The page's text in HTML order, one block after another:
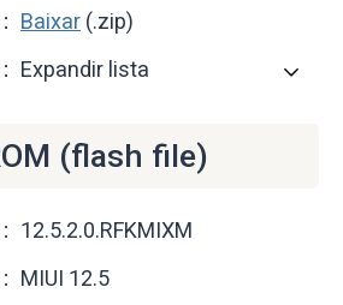
Baixar (.zip)
Expandir lista
(flash file)
12.5.2.0.RFKMIXM
MIUI 12.5